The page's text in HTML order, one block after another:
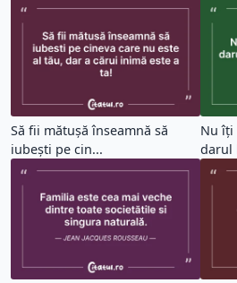
Să fii mătușă înseamnă să
iubești pe cin...
Nu îți
darul